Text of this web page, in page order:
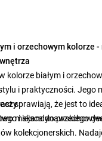
i orzechowym kolorze
kolorze białym i
i praktyczności. Jego
sprawiają, że jest to
i skandynawskiego
miejsca do
kolekcjonerskich.